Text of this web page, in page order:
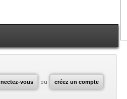
vous ou créez un compte